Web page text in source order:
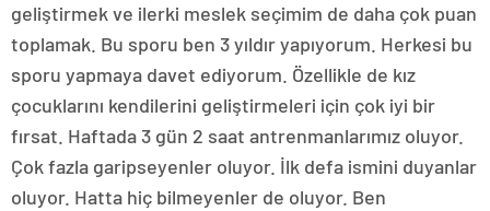
geliştirmek ve ilerki meslek seçimim de daha çok puan
toplamak. Bu sporu ben 3 yıldır yapıyorum. Herkesi bu
sporu yapmaya davet ediyorum. Özellikle de kız
çocuklarını kendilerini geliştirmeleri için çok iyi bir
fırsat. Haftada 3 gün 2 saat antrenmanlarımız oluyor.
Çok fazla garipseyenler oluyor. İlk defa ismini duyanlar
oluyor. Hatta hiç bilmeyenler de oluyor. Ben